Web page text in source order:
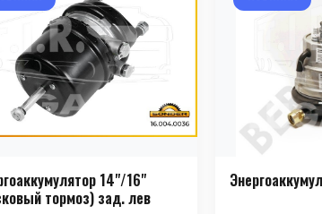
14"/16"
тормоз) зад. лев